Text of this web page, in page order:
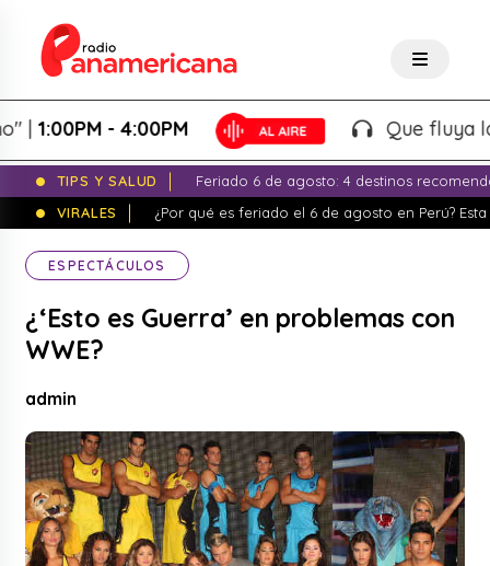
- 4:00PM Que fluya la
TIPS Y SALUD
Feriado 6 de agosto: 4 destinos
VIRALES
¿Por qué es feriado el 6 de agosto en Perú?
ESPECTÁCULOS
¿‘Esto es Guerra’ en problemas con
WWE?
admin